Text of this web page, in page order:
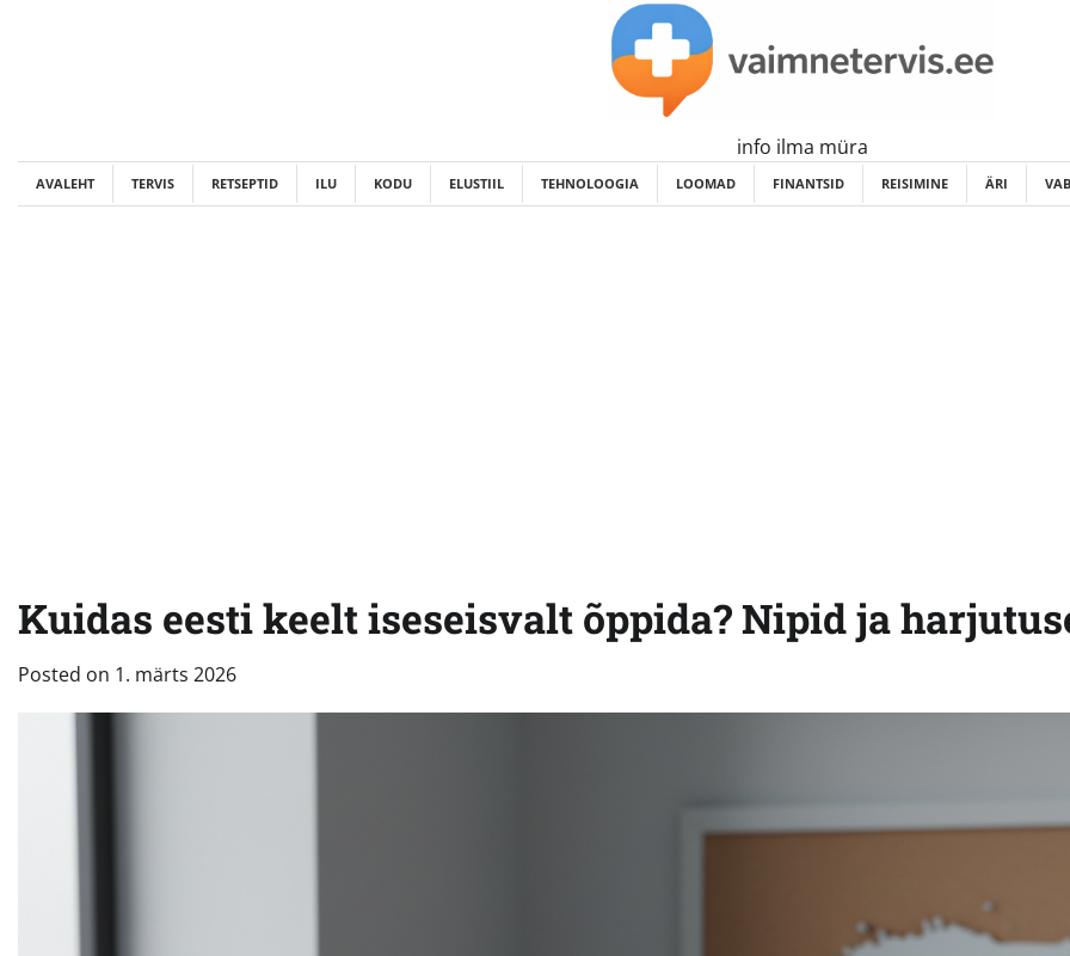
info ilma müra
AVALEHT TERVIS RETSEPTID ILU KODU ELUSTIIL TEHNOLOOGIA LOOMAD FINANTSID REISIMINE ÄRI
Kuidas eesti keelt iseseisvalt õppida? Nipid ja
Posted on 1. märts 2026